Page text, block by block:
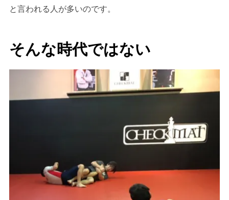
と言われる人が多いのです。
そんな時代ではない